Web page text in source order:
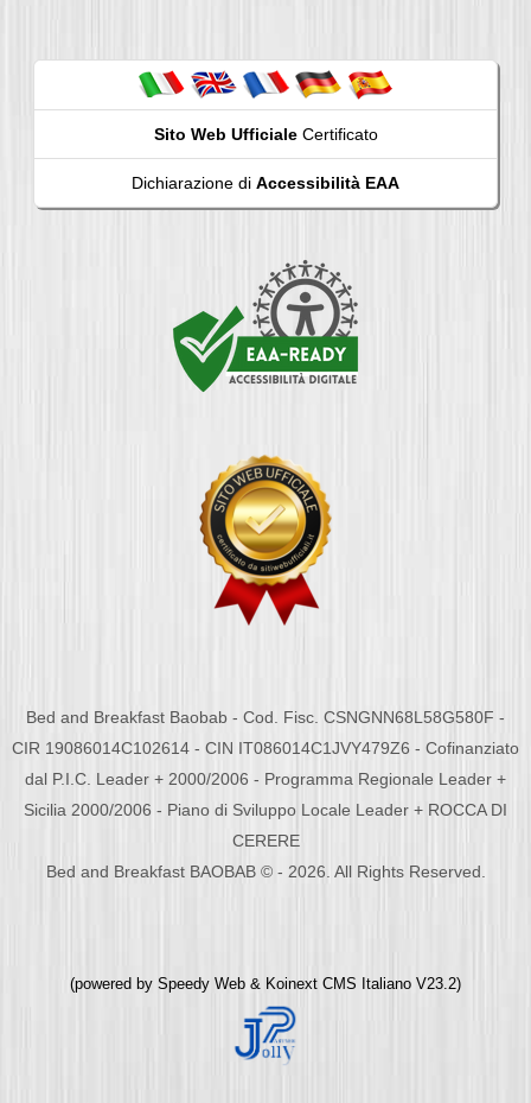
Sito Web UfficialeCertificato
Dichiarazione di Accessibilità EAA
Bed and Breakfast Baobab - Cod. Fisc. CSNGNN68L58G580F -
CIR 19086014C102614 - CIN IT086014C1JVY479Z6 - Cofinanziato
dal P.I.C. Leader + 2000/2006 - Programma Regionale Leader +
Sicilia 2000/2006 - Piano di Sviluppo Locale Leader + ROCCA DI
CERERE
Bed and Breakfast BAOBAB © - 2026. All Rights Reserved.
(powered by Speedy Web & Koinext CMS Italiano V23.2)